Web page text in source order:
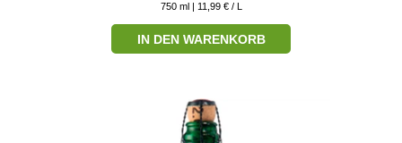
750 ml | 11,99 € / L
IN DEN WARENKORB